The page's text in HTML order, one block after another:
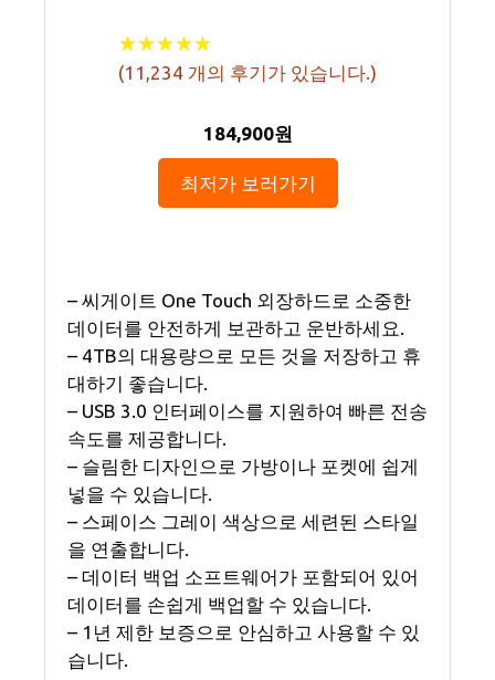
★★★★★
★★★★★
(11,234 개의 후기가 있습니다.)
184,900원
최저가 보러가기
– 씨게이트 One Touch 외장하드로 소중한
데이터를 안전하게 보관하고 운반하세요.
– 4TB의 대용량으로 모든 것을 저장하고 휴
대하기 좋습니다.
– USB 3.0 인터페이스를 지원하여 빠른 전송
속도를 제공합니다.
– 슬림한 디자인으로 가방이나 포켓에 쉽게
넣을 수 있습니다.
– 스페이스 그레이 색상으로 세련된 스타일
을 연출합니다.
– 데이터 백업 소프트웨어가 포함되어 있어
데이터를 손쉽게 백업할 수 있습니다.
– 1년 제한 보증으로 안심하고 사용할 수 있
습니다.